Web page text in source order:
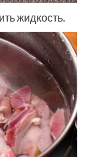
жидкость.